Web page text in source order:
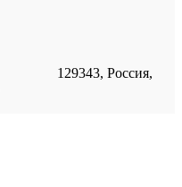
129343, Россия,